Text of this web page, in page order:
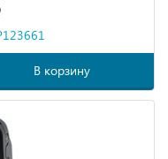
В корзину